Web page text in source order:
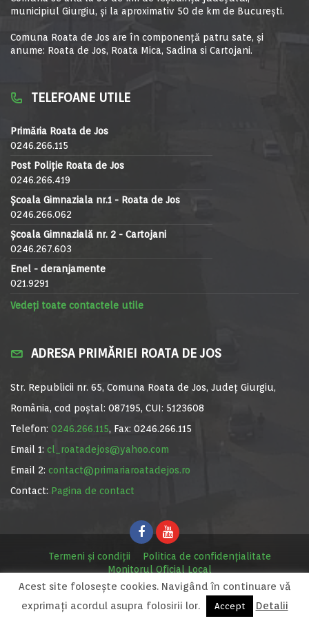
municipiul Giurgiu, şi la aproximativ 50 de km de Bucureşti.
Comuna Roata de Jos are în componență patru sate, și
anume: Roata de Jos, Roata Mica, Sadina si Cartojani.
TELEFOANE UTILE
Primăria Roata de Jos
0246.266.115
Post Poliție Roata de Jos
0246.266.419
Școala Gimnaziala nr.1 - Roata de Jos
0246.266.062
Școala Gimnazială nr. 2 - Cartojani
0246.267.603
Enel - deranjamente
021.9291
Vedeți toate contactele utile
ADRESA PRIMĂRIEI ROATA DE JOS
Str. Republicii nr. 65, Comuna Roata de Jos, Județ Giurgiu,
România, cod poștal: 087195, CUI: 5123608
Telefon: 0246.266.115, Fax: 0246.266.115
Email 1: cl_roatadejos@yahoo.com
Email 2: contact@primariaroatadejos.ro
Contact: Pagina de contact
Termeni și condiții
Politica de confidențialitate
Monitorul Oficial Local
© Primăria Roata de Jos, 2020. Site realizat de MediaDigi.ro
Acest site foloseşte cookies. Navigând în continuare vă
exprimaţi acordul asupra folosirii lor.
Accept Detalii